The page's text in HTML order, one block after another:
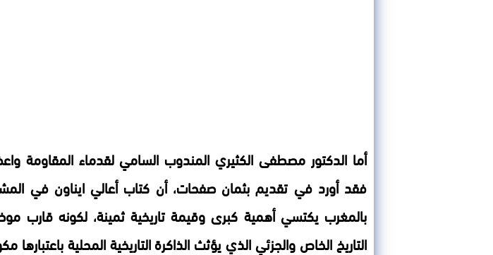
أما الدكتور مصطفى الكثيري المندوب السامي لقدماء المقاومة
فقد أورد في تقديم بثمان صفحات، أن كتاب أعالي ايناون في
بالمغرب يكتسي أهمية كبرى وقيمة تاريخية ثمينة، لكونه قارب
التاريخ الخاص والجزئي الذي يؤثث الذاكرة التاريخية المحلية باعتبارها